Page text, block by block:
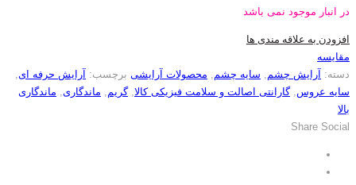
در انبار موجود نمی باشد
افزودن به علاقه مندی ها
مقایسه
دسته: آرایش چشم سایه چشم محصولات آرایشی برچسب: آرایش حرفه ای
سایه عروس ,گارانتی اصالت و سلامت فیزیکی کالا ,گریم ماندگاری
ماندگاری
بالا
Share Social